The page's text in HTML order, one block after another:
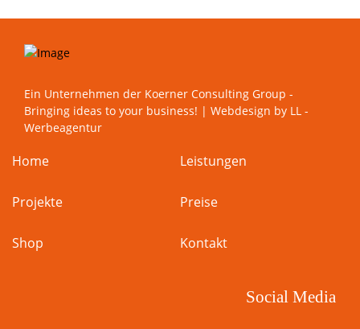
Ein Unternehmen der Koerner Consulting Group -
Bringing ideas to your business! | Webdesign by LL -
Werbeagentur
Home Leistungen
Projekte Preise
Shop Kontakt
Social Media